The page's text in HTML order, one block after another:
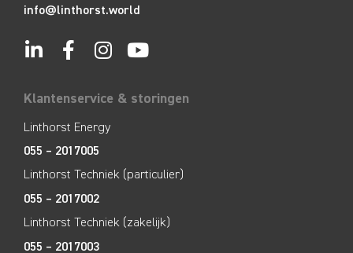
info@linthorst.world
Klantenservice & storingen
Linthorst Energy
055 – 2017005
Linthorst Techniek (particulier)
055 – 2017002
Linthorst Techniek (zakelijk)
055 – 2017003